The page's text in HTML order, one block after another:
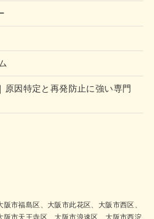
原因特定と再発防止に強い専門
市福島区、大阪市此花区、大阪市西区、
阪市天王寺区、大阪市浪速区、大阪市西淀